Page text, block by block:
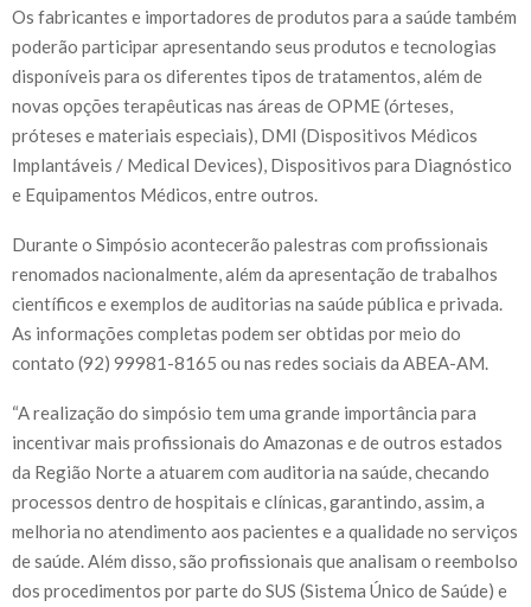
Os fabricantes e importadores de produtos para a saúde também
poderão participar apresentando seus produtos e tecnologias
disponíveis para os diferentes tipos de tratamentos, além de
novas opções terapêuticas nas áreas de OPME (órteses,
próteses e materiais especiais), DMI (Dispositivos Médicos
Implantáveis / Medical Devices), Dispositivos para Diagnóstico
e Equipamentos Médicos, entre outros.
Durante o Simpósio acontecerão palestras com profissionais
renomados nacionalmente, além da apresentação de trabalhos
científicos e exemplos de auditorias na saúde pública e privada.
As informações completas podem ser obtidas por meio do
contato (92) 99981-8165 ou nas redes sociais da ABEA-AM.
“A realização do simpósio tem uma grande importância para
incentivar mais profissionais do Amazonas e de outros estados
da Região Norte a atuarem com auditoria na saúde, checando
processos dentro de hospitais e clínicas, garantindo, assim, a
melhoria no atendimento aos pacientes e a qualidade no serviços
de saúde. Além disso, são profissionais que analisam o reembolso
dos procedimentos por parte do SUS (Sistema Único de Saúde) e